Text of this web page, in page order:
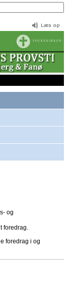
og
foredrag.
foredrag i og